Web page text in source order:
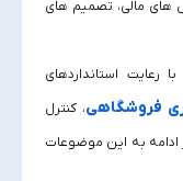
های مالی، تصمیم‌ های
رعایت استانداردهای
فروشگاهی، کنترل
ادامه به این موضوعات